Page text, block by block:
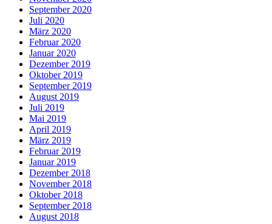
September 2020
Juli 2020
März 2020
Februar 2020
Januar 2020
Dezember 2019
Oktober 2019
September 2019
August 2019
Juli 2019
Mai 2019
April 2019
März 2019
Februar 2019
Januar 2019
Dezember 2018
November 2018
Oktober 2018
September 2018
August 2018